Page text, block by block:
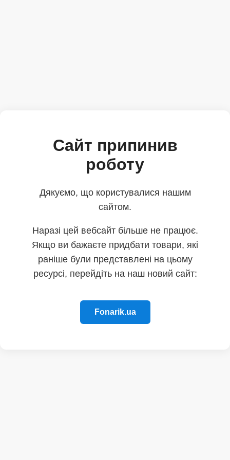
Сайт припинив
роботу
Дякуємо, що користувалися нашим
сайтом.
Наразі цей вебсайт більше не працює.
Якщо ви бажаєте придбати товари, які
раніше були представлені на цьому
ресурсі, перейдіть на наш новий сайт:
Fonarik.ua